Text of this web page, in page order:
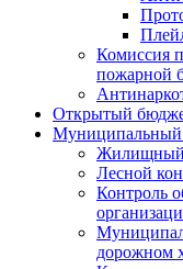
Комиссия
пожарной
Открытый
Муниципальный
Жилищный
Лесной
Контроль
дорожном